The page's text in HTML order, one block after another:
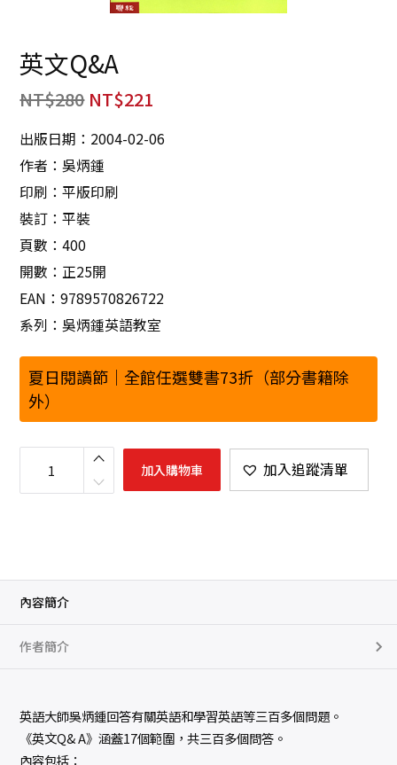
英文Q&A
NT$280 NT$221
出版日期：2004-02-06
作者：吳炳鍾
印刷：平版印刷
裝訂：平裝
頁數：400
開數：正25開
EAN：9789570826722
系列：吳炳鍾英語教室
夏日閱讀節｜全館任選雙書73折（部分書籍除
外）
英
&
加入購物車 加入追蹤清單
內容簡介
作者簡介
英語大師吳炳鍾回答有關英語和學習英語等三百多個問題。
《英文Q& A》涵蓋17個範圍，共三百多個問答。
內容包括：